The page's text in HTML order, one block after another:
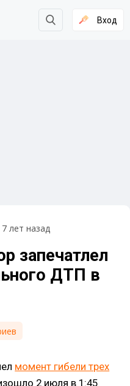
Вход
7 лет назад
запечатлел
ДТП в
момент гибели трех
2 июля в 1:45